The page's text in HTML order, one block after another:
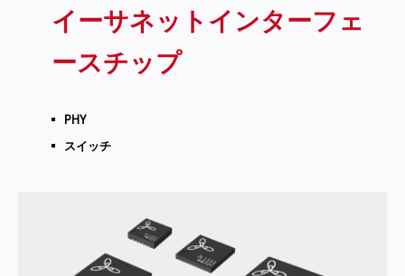
イーサネットインターフェ
ースチップ
PHY
スイッチ